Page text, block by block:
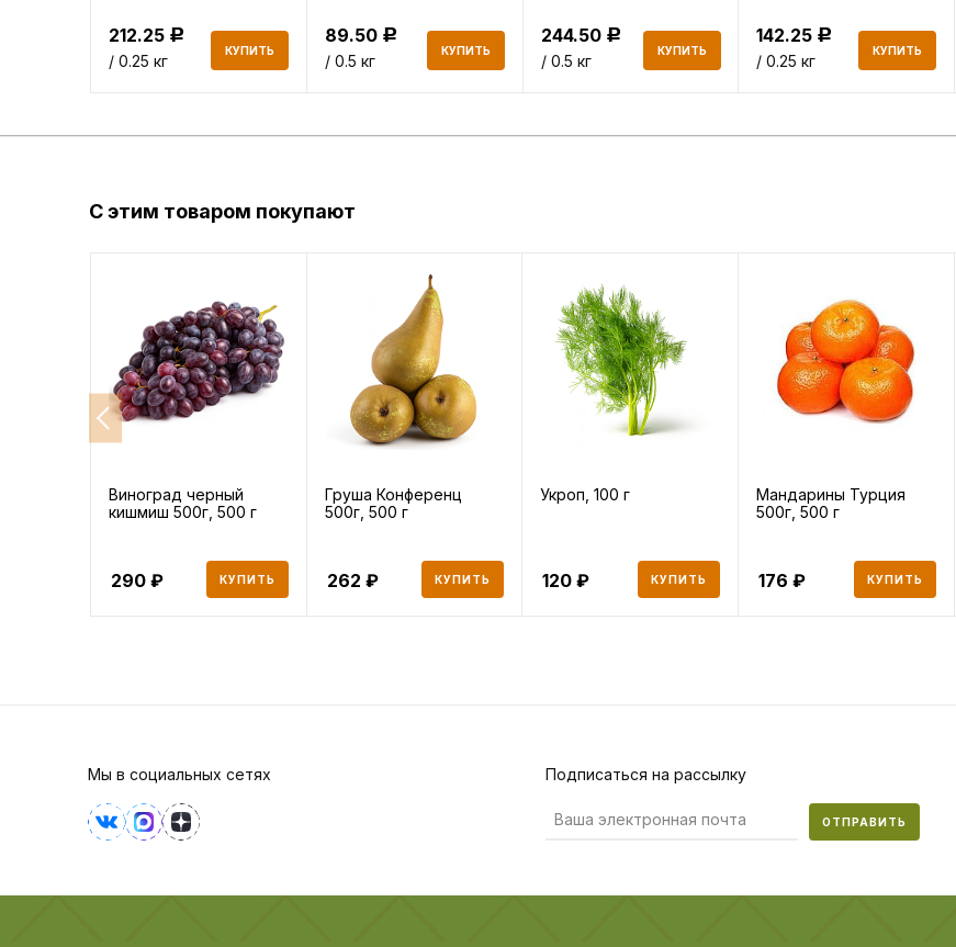
212.25 Р
/ 0.25 кг
КУПИТЬ
89.50 Р
/ 0.5 кг
КУПИТЬ
244.50 Р
/ 0.5 кг
КУПИТЬ
142.25 Р
/ 0.25 кг
КУПИТЬ
С этим товаром покупают
Виноград черный
кишмиш 500г, 500 г
290 КУПИТЬ
Груша Конференц
500г, 500 г
262 КУПИТЬ
Укроп, 100 г
120 КУПИТЬ
Мандарины Турция
500г, 500 г
176 КУПИТЬ
Мы в социальных сетях Подписаться на рассылку
ОТПРАВИТЬ